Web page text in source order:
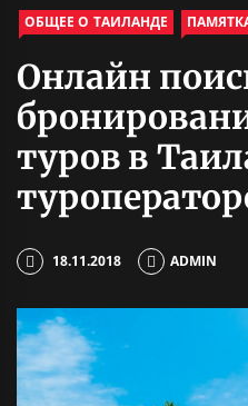
ОБЩЕЕ О ТАИЛАНДЕ
Онлайн
туров в
18.11.2018 ADMIN